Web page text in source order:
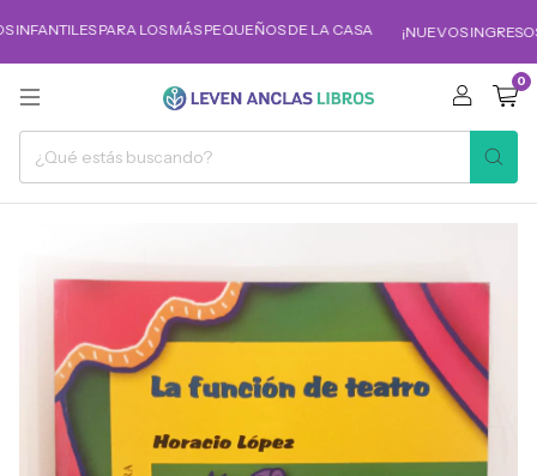
PARA LOS MÁS PEQUEÑOS DE LA CASA ¡NUEVOS INGRESOS!
0